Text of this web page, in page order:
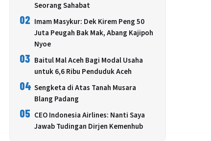
Seorang Sahabat
02 Imam Masykur: Dek Kirem Peng 50
Juta Peugah Bak Mak, Abang Kajipoh
Nyoe
03 Baitul Mal Aceh Bagi Modal Usaha
untuk 6,6 Ribu Penduduk Aceh
04 Sengketa di Atas Tanah Musara
Blang Padang
05 CEO Indonesia Airlines: Nanti Saya
Jawab Tudingan Dirjen Kemenhub